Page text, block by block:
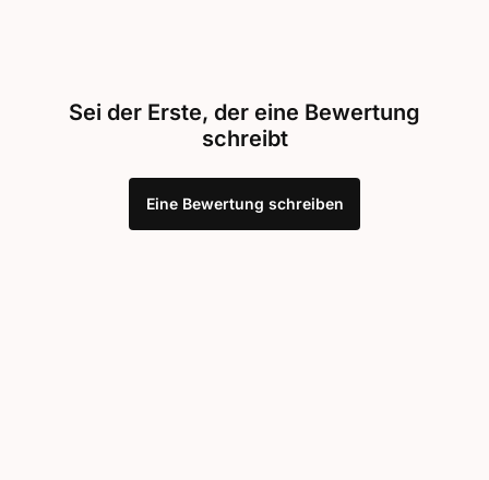
Sei der Erste, der eine Bewertung
schreibt
Eine Bewertung schreiben